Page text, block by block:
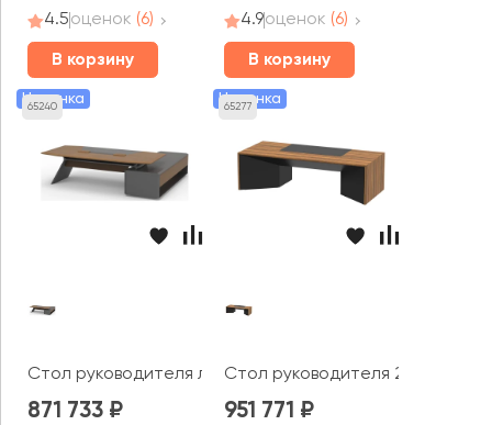
4.5оценок (6)
В корзину
4.9оценок (6)
В корзину
65240
Новинка
Стол руководителя левый 2800x2250x760 Aulenti
871 733
65277
Новинка
Стол руководителя
951 771